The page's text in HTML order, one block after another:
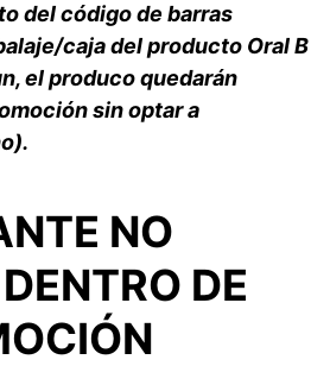
del código de barras
caja del producto Oral B
el produco quedarán
sin optar a
NO
DE